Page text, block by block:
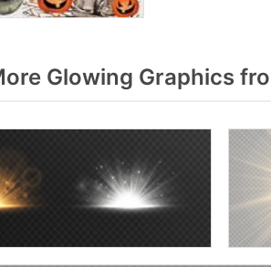
Glowing Graphics